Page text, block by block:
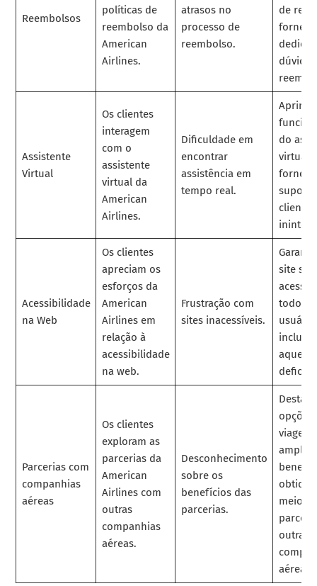
Reembolsos
políticas de
reembolso da
American
Airlines.
atrasos no
processo de
reembolso.
de
Assistente
Virtual
Os clientes
interagem
com o
assistente
virtual da
American
Airlines.
Dificuldade em
encontrar
assistência em
tempo real.
do
virtual e
cliente
Acessibilidade
na Web
Os clientes
apreciam os
esforços da
American
Airlines em
relação à
acessibilidade
na web.
Frustração com
sites inacessíveis.
site seja
todos
Parcerias com
companhias
aéreas
Os clientes
exploram as
parcerias da
American
Airlines com
outras
companhias
aéreas.
Desconhecimento
sobre os
benefícios das
parcerias.
opções
viagem
meio de
outras
aéreas.